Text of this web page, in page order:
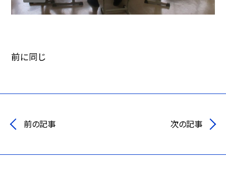
前に同じ
前の記事 次の記事